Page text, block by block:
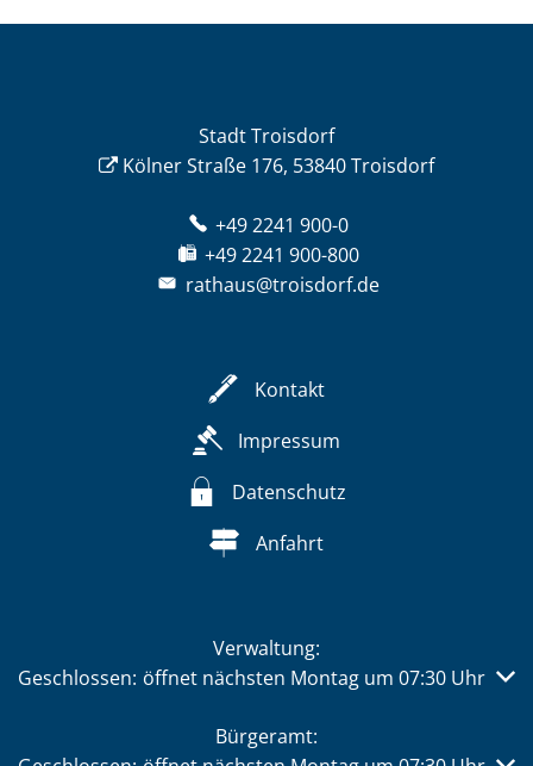
Stadt Troisdorf
Kölner Straße 176, 53840 Troisdorf
+49 2241 900-0
+49 2241 900-800
rathaus@troisdorf.de
Kontakt
Impressum
Datenschutz
Anfahrt
Verwaltung:
Klicken, um weitere Öffnungs- oder Schließzeiten
Geschlossen: öffnet nächsten Montag um 07:30 Uhr
Bürgeramt: